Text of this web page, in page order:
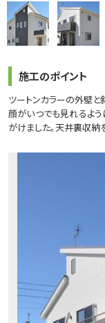
施工のポイント
ツートンカラーの外壁
顔がいつでも見れるよう
がけました。天井裏収納